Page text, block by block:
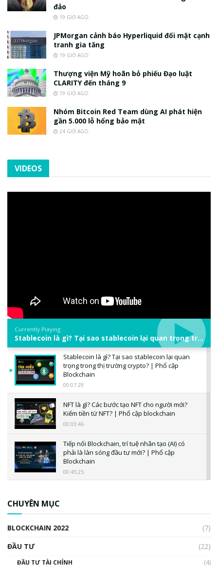
đảo
19 GIỜ AGO
JPMorgan cảnh báo Hyperliquid đối mặt cạnh
tranh gia tăng
19 GIỜ AGO
Thượng viện Mỹ hoãn bỏ phiếu Đạo luật
CLARITY đến tháng 9
19 GIỜ AGO
Nhóm Bitcoin Red Team dùng AI phát hiện
gần 5.000 lỗ hổng bảo mật
24 GIỜ AGO
VIDEOS
Currently Playing
Stablecoin là gì? Tại sao stablecoin lại quan trọng trong thị trường crypto? | Phổ cập Blockchain
Stablecoin là gì? Tại sao stablecoin lại quan
trọng trong thị trường crypto? | Phổ cập
Blockchain
00:07:29
NFT là gì? Các bước tạo NFT cho người mới?
Kiếm tiền từ NFT? | Phổ cập blockchain
00:03:46
Tiếp nối Blockchain, trí tuệ nhân tạo (AI) có
phải là làn sóng đầu tư mới? | Phổ cập
Blockchain
00:45:25
00:02:14
CHUYÊN MỤC
BLOCKCHAIN 2022
(7)
ĐẦU TƯ
(22)
ĐẦU TƯ TÀI CHÍNH
(4)